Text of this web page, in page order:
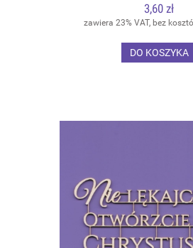
3,60 zł
zawiera 23% VAT, bez
DO KOSZYKA